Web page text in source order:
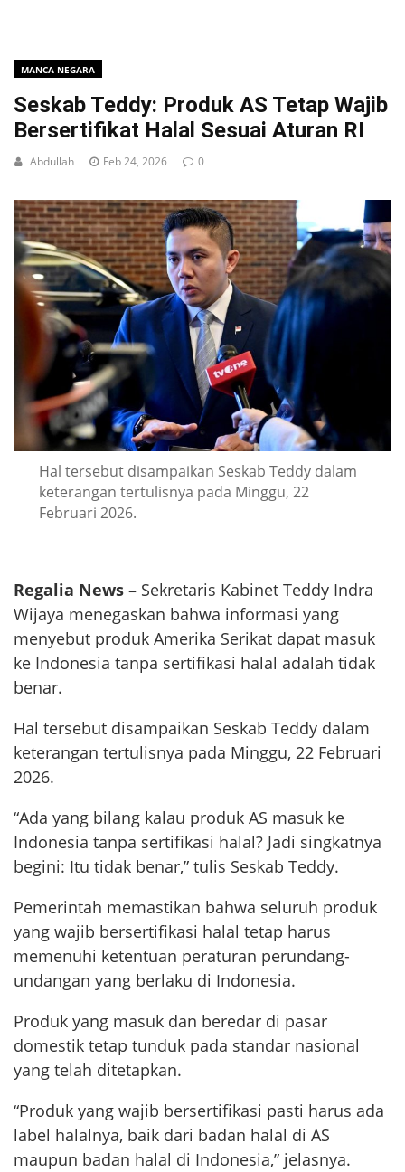
MANCA NEGARA
Seskab Teddy: Produk AS Tetap Wajib
Bersertifikat Halal Sesuai Aturan RI
Abdullah Feb 24, 2026 0
Hal tersebut disampaikan Seskab Teddy dalam
keterangan tertulisnya pada Minggu, 22
Februari 2026.
Regalia News – Sekretaris Kabinet Teddy Indra
Wijaya menegaskan bahwa informasi yang
menyebut produk Amerika Serikat dapat masuk
ke Indonesia tanpa sertifikasi halal adalah tidak
benar.
Hal tersebut disampaikan Seskab Teddy dalam
keterangan tertulisnya pada Minggu, 22 Februari
2026.
“Ada yang bilang kalau produk AS masuk ke
Indonesia tanpa sertifikasi halal? Jadi singkatnya
begini: Itu tidak benar,” tulis Seskab Teddy.
Pemerintah memastikan bahwa seluruh produk
yang wajib bersertifikasi halal tetap harus
memenuhi ketentuan peraturan perundang-
undangan yang berlaku di Indonesia.
Produk yang masuk dan beredar di pasar
domestik tetap tunduk pada standar nasional
yang telah ditetapkan.
“Produk yang wajib bersertifikasi pasti harus ada
label halalnya, baik dari badan halal di AS
maupun badan halal di Indonesia,” jelasnya.